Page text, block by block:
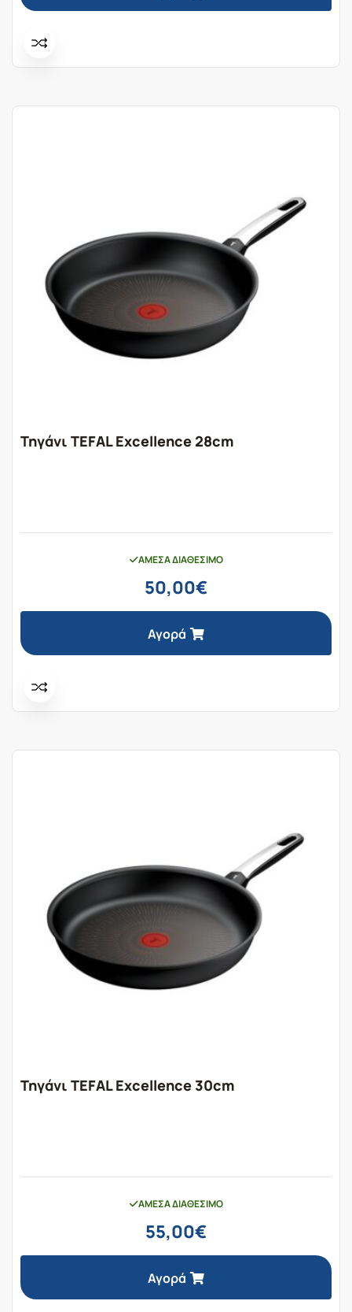
Τηγάνι TEFAL Excellence 28cm
ΆΜΕΣΑ ΔΙΑΘΈΣΙΜΟ
50,00€
Αγορά
Τηγάνι TEFAL Excellence 30cm
ΆΜΕΣΑ ΔΙΑΘΈΣΙΜΟ
55,00€
Αγορά